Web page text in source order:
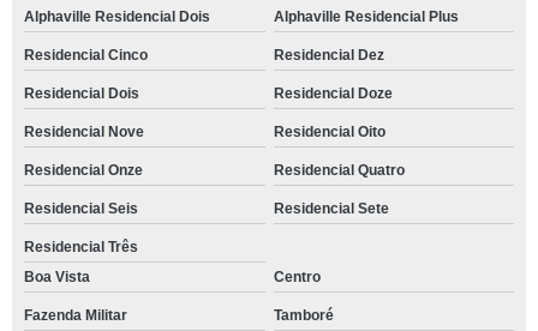
Alphaville Residencial Dois Alphaville Residencial Plus
Residencial Cinco Residencial Dez
Residencial Dois Residencial Doze
Residencial Nove Residencial Oito
Residencial Onze Residencial Quatro
Residencial Seis Residencial Sete
Residencial Três
Boa Vista
Centro
Fazenda Militar Tamboré